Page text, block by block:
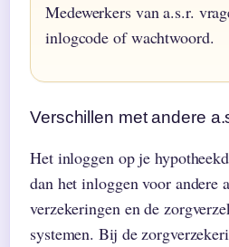
Medewerkers van a.s.r.
inlogcode of wachtwoord.
Verschillen met andere
Het inloggen op je
dan het inloggen voor andere
verzekeringen en de
systemen. Bij de